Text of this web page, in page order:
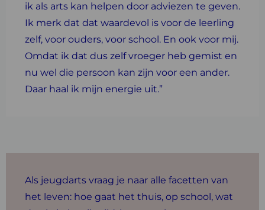
ik als arts kan helpen door adviezen te geven.
Ik merk dat dat waardevol is voor de leerling
zelf, voor ouders, voor school. En ook voor mij.
Omdat ik dat dus zelf vroeger heb gemist en
nu wel die persoon kan zijn voor een ander.
Daar haal ik mijn energie uit.”
Als jeugdarts vraag je naar alle facetten van
het leven: hoe gaat het thuis, op school, wat